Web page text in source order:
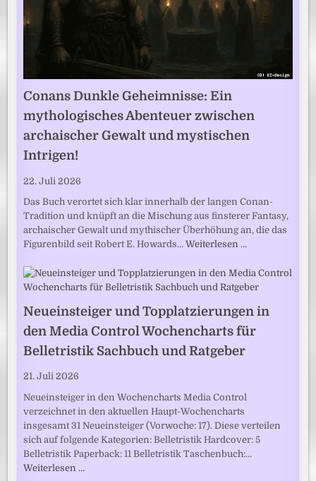
Conans Dunkle Geheimnisse: Ein
mythologisches Abenteuer zwischen
archaischer Gewalt und mystischen
Intrigen!
22. Juli 2026
Das Buch verortet sich klar innerhalb der langen Conan-
Tradition und knüpft an die Mischung aus finsterer Fantasy,
archaischer Gewalt und mythischer Überhöhung an, die das
Figurenbild seit Robert E. Howards…Weiterlesen …
Neueinsteiger und Topplatzierungen in
den Media Control Wochencharts für
Belletristik Sachbuch und Ratgeber
21. Juli 2026
Neueinsteiger in den Wochencharts Media Control
verzeichnet in den aktuellen Haupt-Wochencharts
insgesamt 31 Neueinsteiger (Vorwoche: 17). Diese verteilen
sich auf folgende Kategorien: Belletristik Hardcover: 5
Belletristik Paperback: 11 Belletristik Taschenbuch:…
Weiterlesen …